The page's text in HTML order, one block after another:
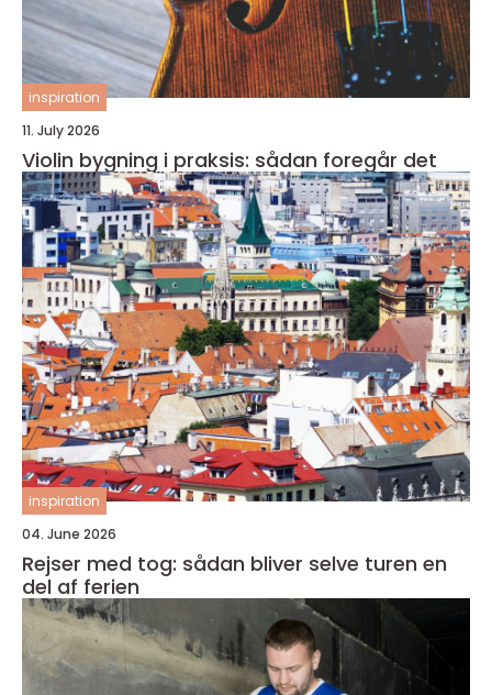
inspiration
11. July 2026
Violin bygning i praksis: sådan foregår det
inspiration
04. June 2026
Rejser med tog: sådan bliver selve turen en
del af ferien